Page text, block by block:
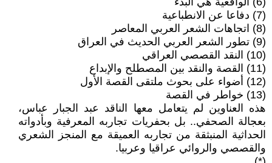
(7) دفاعا عن الانطباعية
(8) اتجاهات الشعر العربي المعاصر
(9) تطور الشعر العربي الحديث في العراق
(10) النقد القصصي العراقي
(11) القصة والنقد بين المصطلح والإبداع
(12) أضواء على بحوث ملتقى القصة الأول
(13) خواطر في القصة
هذه العناوين لم يتعامل معها الناقد عبد الجبار عباس،
بعجالة الصحفي.. بل بحفريات تجاربه المعرفية وبأدواته
الحداثية المنبثقة من تجاربه العميقة مع المنجز الشعري
والقصصي والروائي عراقيا وعربيا.